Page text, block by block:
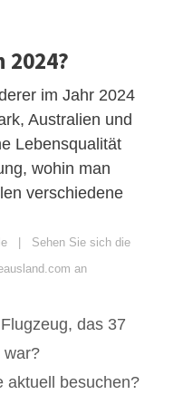
2024?
im Jahr 2024
Australien und
Lebensqualität
wohin man
verschiedene
| Sehen Sie sich die
an
das 37
war?
aktuell besuchen?